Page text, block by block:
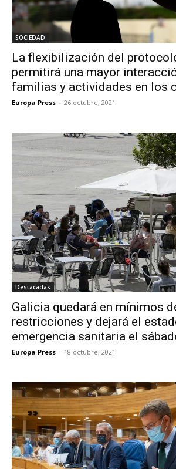
SOCIEDAD
La flexibilización del
permitirá una mayor
familias y actividades en los
Europa Press - 26 octubre, 2021
Destacadas
Galicia quedará en mínimos
restricciones y dejará el
emergencia sanitaria el
Europa Press - 18 octubre, 2021